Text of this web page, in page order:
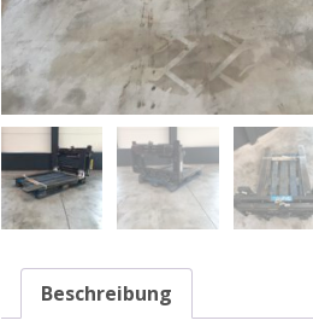
Beschreibung